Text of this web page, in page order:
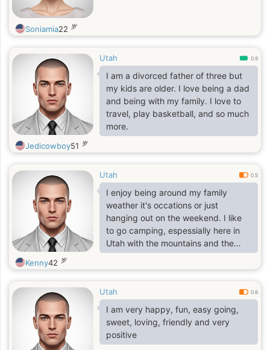
Soniamia22 岁
Utah 0.9
I am a divorced father of three but
my kids are older. I love being a dad
and being with my family. I love to
travel, play basketball, and so much
more.
Jedicowboy51 岁
Utah 0.5
I enjoy being around my family
weather it's occations or just
hanging out on the weekend. I like
to go camping, espessially here in
Utah with the mountains and the
clear night sky. I am starting school
in the fall. Since moving here I've
mostly 5k races and have done a 10
and 15k with my grandma and
brother. I'm trying my first half
marathon in April. I'm an easy going
person, I never get upset over little
Kenny42 岁
Utah 0.6
I am very happy, fun, easy going,
sweet, loving, friendly and very
positive